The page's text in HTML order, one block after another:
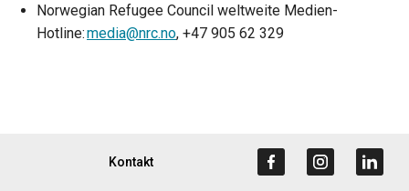
Norwegian Refugee Council weltweite Medien-
Hotline:media@nrc.no, +47 905 62 329
Kontakt